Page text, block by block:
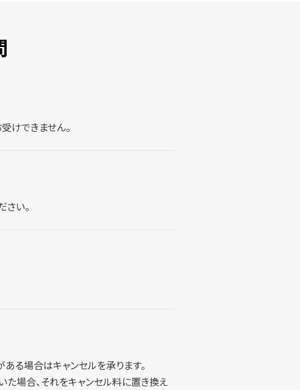
けできません。
い。
る場合はキャンセルを承ります。
た場合、それをキャンセル料に置き換え